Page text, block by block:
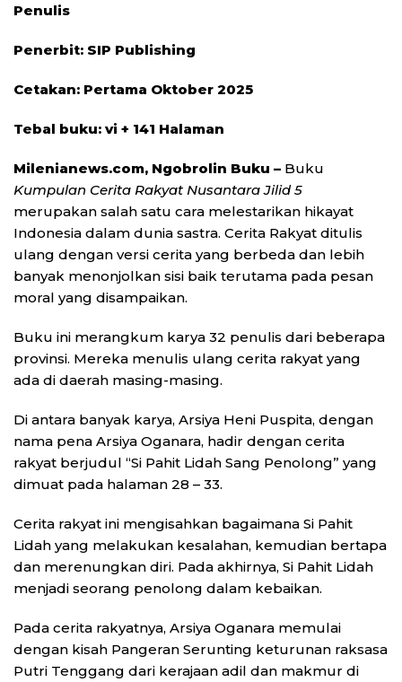
Penulis
Penerbit: SIP Publishing
Cetakan: Pertama Oktober 2025
Tebal buku: vi + 141 Halaman
Milenianews.com, Ngobrolin Buku – Buku
Kumpulan Cerita Rakyat Nusantara Jilid 5
merupakan salah satu cara melestarikan hikayat
Indonesia dalam dunia sastra. Cerita Rakyat ditulis
ulang dengan versi cerita yang berbeda dan lebih
banyak menonjolkan sisi baik terutama pada pesan
moral yang disampaikan.
Buku ini merangkum karya 32 penulis dari beberapa
provinsi. Mereka menulis ulang cerita rakyat yang
ada di daerah masing-masing.
Di antara banyak karya, Arsiya Heni Puspita, dengan
nama pena Arsiya Oganara, hadir dengan cerita
rakyat berjudul “Si Pahit Lidah Sang Penolong” yang
dimuat pada halaman 28 – 33.
Cerita rakyat ini mengisahkan bagaimana Si Pahit
Lidah yang melakukan kesalahan, kemudian bertapa
dan merenungkan diri. Pada akhirnya, Si Pahit Lidah
menjadi seorang penolong dalam kebaikan.
Pada cerita rakyatnya, Arsiya Oganara memulai
dengan kisah Pangeran Serunting keturunan raksasa
Putri Tenggang dari kerajaan adil dan makmur di